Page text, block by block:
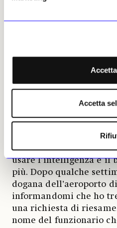
Accetta
confronti del cittadino.
segnalazione alla
solo del buon senso
del XVIII secolo con
non possono non avere
Non c’è bisogno di
esperto o supposto
usare l’intelligenza e il
più. Dopo qualche
dogana dell’aeroporto
informandomi che ho
una richiesta di
nome del funzionario